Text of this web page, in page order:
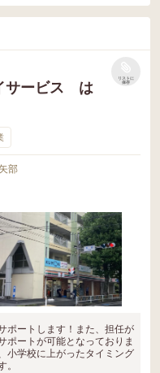
サービス は
リストに
保存
矢部
ポートします！また、担任が
ポートが可能となっておりま
小学校に上がったタイミング